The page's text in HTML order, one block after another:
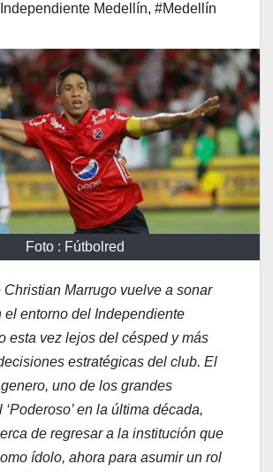
Medellín, #Medellín
Foto : Fútbolred
Christian Marrugo vuelve a sonar
el entorno del Independiente
esta vez lejos del césped y más
estratégicas del club. El
uno de los grandes
en la última década,
de regresar a la institución que
ídolo, ahora para asumir un rol